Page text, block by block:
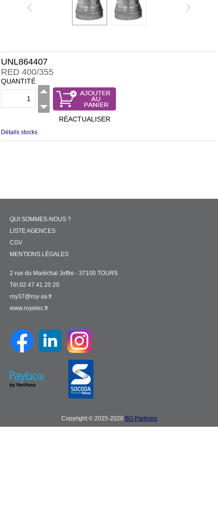
UNL864407
RED 400/355
QUANTITÉ
RÉACTUALISER
Détails stocks
QUI SOMMES-NOUS ?
LISTE AGENCES
CGV
MENTIONS LÉGALES
2 rue du Maréchal Joffre - 37100 TOURS
Tél 02 47 41 20 20
roy37@roy-sa.fr
www.royelec.fr
Copyright © 2025-2026 BG Partners